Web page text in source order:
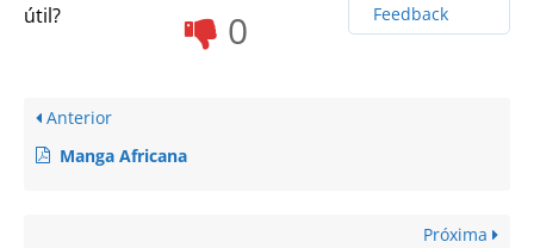
útil?
0
Feedback
Anterior
Manga Africana
Próxima